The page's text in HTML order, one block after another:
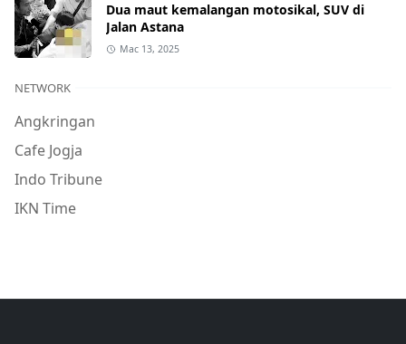
Dua maut kemalangan motosikal, SUV di
Jalan Astana
Mac 13, 2025
NETWORK
Angkringan
Cafe Jogja
Indo Tribune
IKN Time